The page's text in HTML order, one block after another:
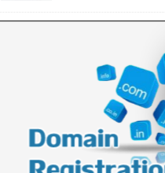
சிறந்த மாணவர்களுக்கு
எம்.வை. அமீர்- ஒ லுவிலில்
தென்கிழக்குப்
18ஆவது பொதுப் பட்டமளிப்பு